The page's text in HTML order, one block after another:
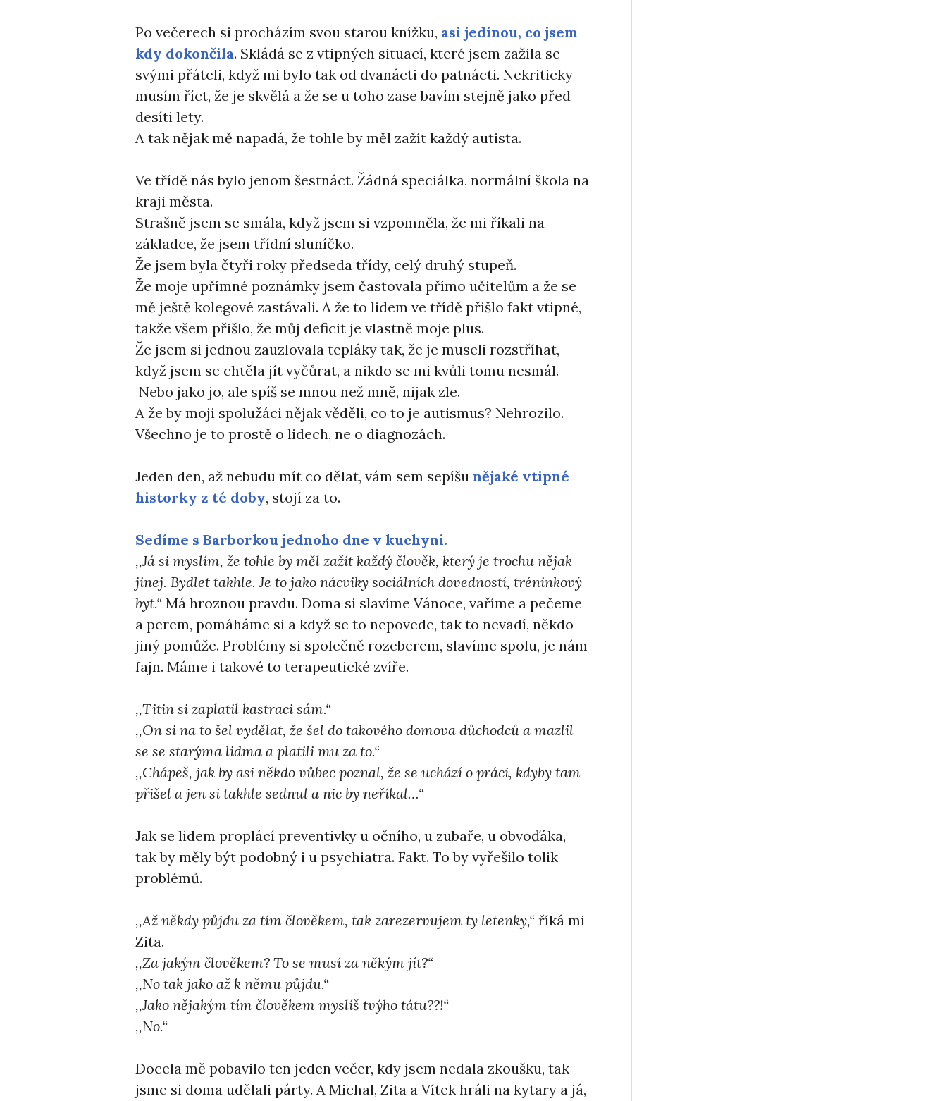
Po večerech si procházím svou starou knížku, asi jedinou, co jsem
kdy dokončila. Skládá se z vtipných situací, které jsem zažila se
svými přáteli, když mi bylo tak od dvanácti do patnácti. Nekriticky
musím říct, že je skvělá a že se u toho zase bavím stejně jako před
desíti lety.
A tak nějak mě napadá, že tohle by měl zažít každý autista.
Ve třídě nás bylo jenom šestnáct. Žádná speciálka, normální škola na
kraji města.
Strašně jsem se smála, když jsem si vzpomněla, že mi říkali na
základce, že jsem třídní sluníčko.
Že jsem byla čtyři roky předseda třídy, celý druhý stupeň.
Že moje upřímné poznámky jsem častovala přímo učitelům a že se
mě ještě kolegové zastávali. A že to lidem ve třídě přišlo fakt vtipné,
takže všem přišlo, že můj deficit je vlastně moje plus.
Že jsem si jednou zauzlovala tepláky tak, že je museli rozstříhat,
když jsem se chtěla jít vyčůrat, a nikdo se mi kvůli tomu nesmál.
Nebo jako jo, ale spíš se mnou než mně, nijak zle.
A že by moji spolužáci nějak věděli, co to je autismus? Nehrozilo.
Všechno je to prostě o lidech, ne o diagnozách.
Jeden den, až nebudu mít co dělat, vám sem sepíšu nějaké vtipné
historky z té doby, stojí za to.
Sedíme s Barborkou jednoho dne v kuchyni.
,,Já si myslím, že tohle by měl zažít každý člověk, který je trochu nějak
jinej. Bydlet takhle. Je to jako nácviky sociálních dovedností, tréninkový
byt.“ Má hroznou pravdu. Doma si slavíme Vánoce, vaříme a pečeme
a perem, pomáháme si a když se to nepovede, tak to nevadí, někdo
jiný pomůže. Problémy si společně rozeberem, slavíme spolu, je nám
fajn. Máme i takové to terapeutické zvíře.
,,Titin si zaplatil kastraci sám.“
,,On si na to šel vydělat, že šel do takového domova důchodců a mazlil
se se starýma lidma a platili mu za to.“
,,Chápeš, jak by asi někdo vůbec poznal, že se uchází o práci, kdyby tam
přišel a jen si takhle sednul a nic by neříkal…“
Jak se lidem proplácí preventivky u očního, u zubaře, u obvoďáka,
tak by měly být podobný i u psychiatra. Fakt. To by vyřešilo tolik
problémů.
,,Až někdy půjdu za tím člověkem, tak zarezervujem ty letenky,“ říká mi
Zita.
,,Za jakým člověkem? To se musí za někým jít?“
,,No tak jako až k němu půjdu.“
,,Jako nějakým tím člověkem myslíš tvýho tátu??!“
,,No.“
Docela mě pobavilo ten jeden večer, kdy jsem nedala zkoušku, tak
jsme si doma udělali párty. A Michal, Zita a Vítek hráli na kytary a já,